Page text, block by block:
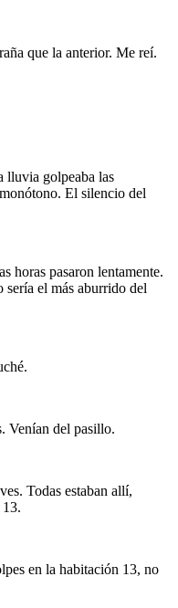
que la anterior. Me reí.
golpeaba las
El silencio del
horas pasaron lentamente.
sería el más aburrido del
Venían del pasillo.
Todas estaban allí,
en la habitación 13, no